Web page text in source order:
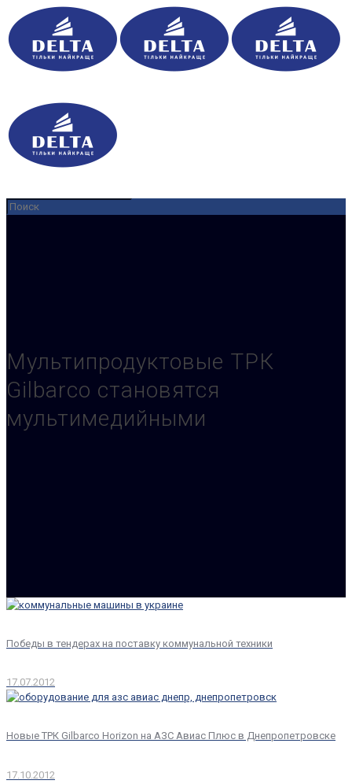
Мультипродуктовые ТРК
Gilbarco становятся
мультимедийными
Победы в тендерах на поставку коммунальной техники
17.07.2012
Новые ТРК Gilbarco Horizon на АЗС Авиас Плюс в Днепропетровске
17.10.2012